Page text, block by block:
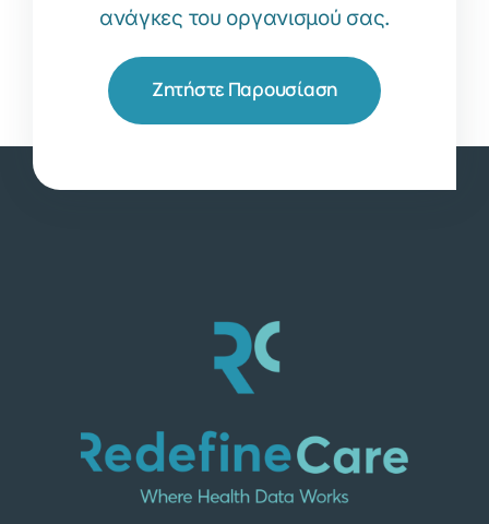
ανάγκες του οργανισμού σας.
Ζητήστε Παρουσίαση